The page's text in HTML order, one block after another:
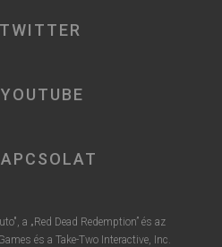
TWITTER
YOUTUBE
a „Red Dead Redemption” és az
és a Take-Two Interactive, Inc.